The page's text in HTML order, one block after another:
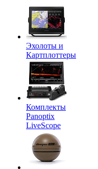
Эхолоты и
Картплоттеры
Комплекты
Panoptix
LiveScope